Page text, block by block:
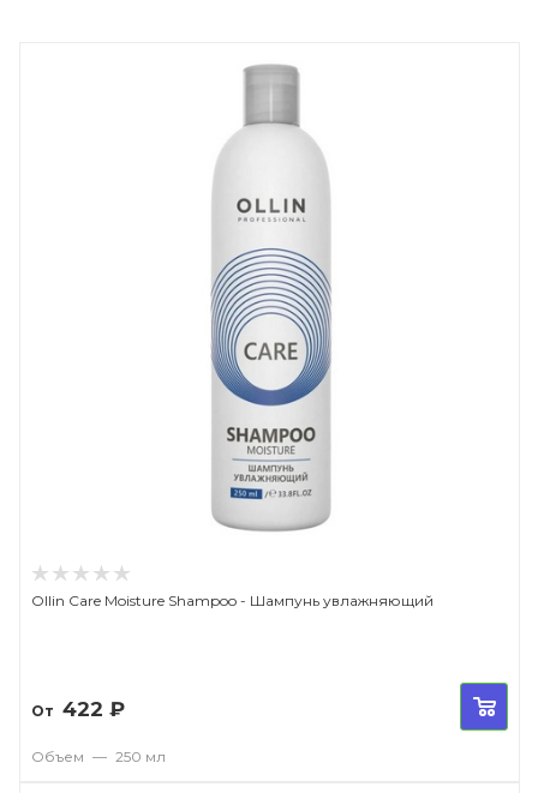
Ollin Care Moisture Shampoo - Шампунь увлажняющий
От 422 ₽
Объем — 250 мл